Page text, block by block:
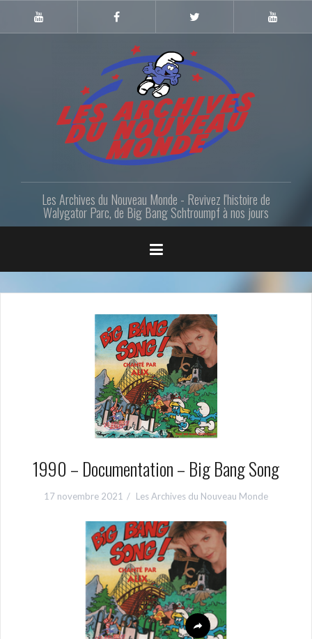
content
Youtube
Gazette
Facebook
Youtube
LANM
Les Archives du Nouveau Monde - Revivez l'histoire de
Walygator Parc, de Big Bang Schtroumpf à nos jours
1990 – Documentation – Big Bang Song
17 novembre 2021 Les Archives du Nouveau Monde